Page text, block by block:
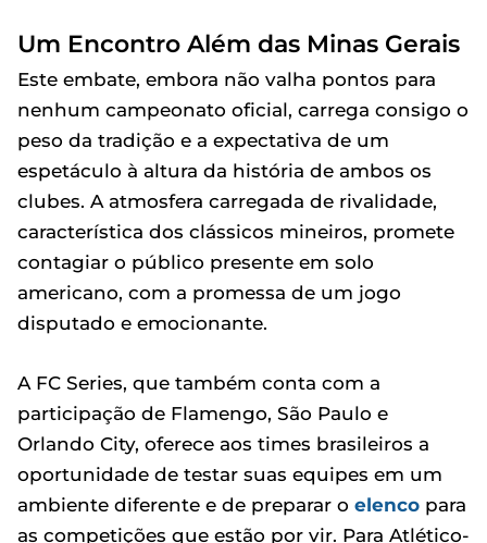
Um Encontro Além das Minas Gerais
Este embate, embora não valha pontos para
nenhum campeonato oficial, carrega consigo o
peso da tradição e a expectativa de um
espetáculo à altura da história de ambos os
clubes. A atmosfera carregada de rivalidade,
característica dos clássicos mineiros, promete
contagiar o público presente em solo
americano, com a promessa de um jogo
disputado e emocionante.
A FC Series, que também conta com a
participação de Flamengo, São Paulo e
Orlando City, oferece aos times brasileiros a
oportunidade de testar suas equipes em um
ambiente diferente e de preparar o elenco para
as competições que estão por vir. Para Atlético-